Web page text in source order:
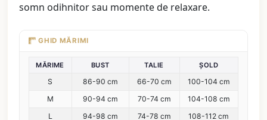
somn odihnitor sau momente de relaxare.
GHID MĂRIMI
MĂRIME BUST TALIE ȘOLD
S 86-90 cm 66-70 cm
100-104 cm
M
90-94 cm 70-74 cm
104-108 cm
L
94-98 cm 74-78 cm 108-112 cm